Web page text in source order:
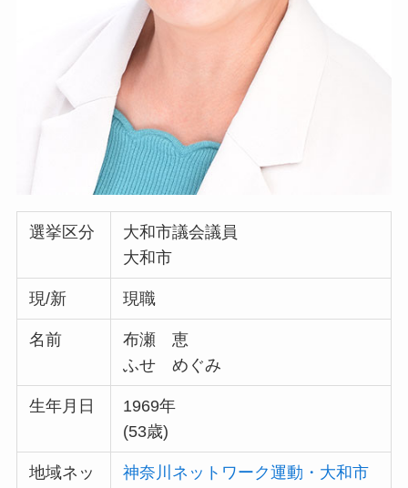
選挙区分
大和市議会議員
大和市
現/新 現職
名前
布瀬 恵
ふせ めぐみ
生年月日
1969年
(53歳)
地域ネッ
神奈川ネットワーク運動・大和市